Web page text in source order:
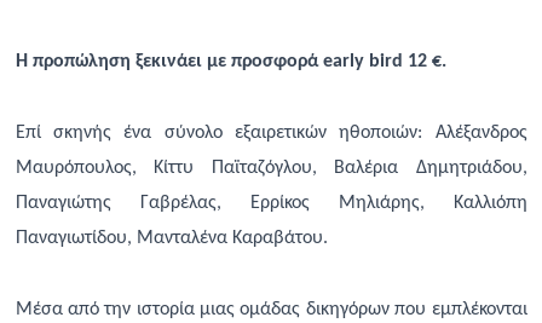
Η προπώληση ξεκινάει με προσφοράearly bird 12 €.
Επί σκηνής ένα σύνολο εξαιρετικών ηθοποιών: Αλέξανδρος
Μαυρόπουλος, Κίττυ Παϊταζόγλου, Βαλέρια Δημητριάδου,
Παναγιώτης Γαβρέλας, Ερρίκος Μηλιάρης, Καλλιόπη
Παναγιωτίδου, Μανταλένα Καραβάτου.
Μέσα από την ιστορία μιας ομάδας δικηγόρων που εμπλέκονται